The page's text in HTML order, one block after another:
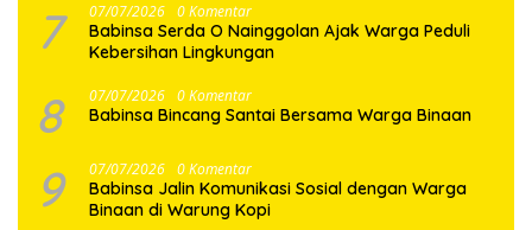
7 07/07/2026 0 Komentar
Babinsa Serda O Nainggolan Ajak Warga Peduli
Kebersihan Lingkungan
8 07/07/2026 0 Komentar
Babinsa Bincang Santai Bersama Warga Binaan
9 07/07/2026 0 Komentar
Babinsa Jalin Komunikasi Sosial dengan Warga
Binaan di Warung Kopi